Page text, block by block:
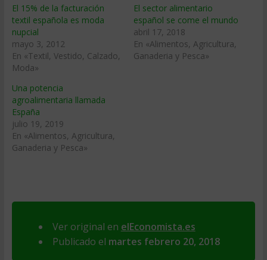
El 15% de la facturación
textil española es moda
nupcial
mayo 3, 2012
En «Textil, Vestido, Calzado,
Moda»
El sector alimentario
español se come el mundo
abril 17, 2018
En «Alimentos, Agricultura,
Ganaderia y Pesca»
Una potencia
agroalimentaria llamada
España
julio 19, 2019
En «Alimentos, Agricultura,
Ganaderia y Pesca»
Ver original en elEconomista.es
Publicado el martes febrero 20, 2018